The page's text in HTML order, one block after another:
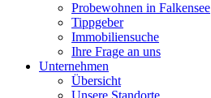
Probewohnen in Falkensee
Tippgeber
Immobiliensuche
Ihre Frage an uns
Unternehmen
Übersicht
Unsere Standorte